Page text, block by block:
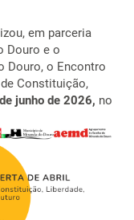
em parceria
Douro e o
Douro, o Encontro
Constituição,
de junho de 2026, no